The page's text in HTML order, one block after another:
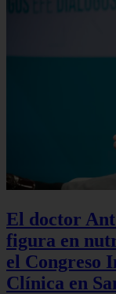
El doctor
figura en
el Congreso
Clínica en